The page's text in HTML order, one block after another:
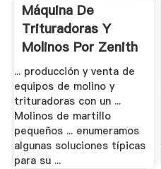
Máquina De
Trituradoras Y
Molinos Por Zenith
En .
... producción y venta de
equipos de molino y
trituradoras con un ...
Molinos de martillo
pequeños ... enumeramos
algunas soluciones típicas
para su ...